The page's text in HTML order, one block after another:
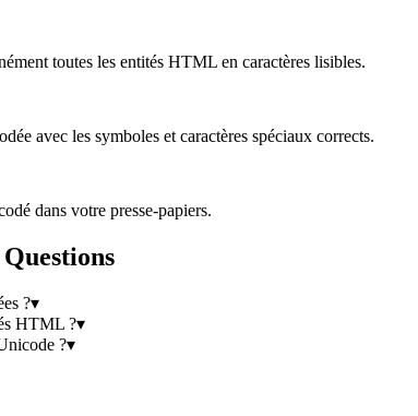
toutes les entités HTML en caractères lisibles.
avec les symboles et caractères spéciaux corrects.
dans votre presse-papiers.
?▾
HTML ?▾
?▾